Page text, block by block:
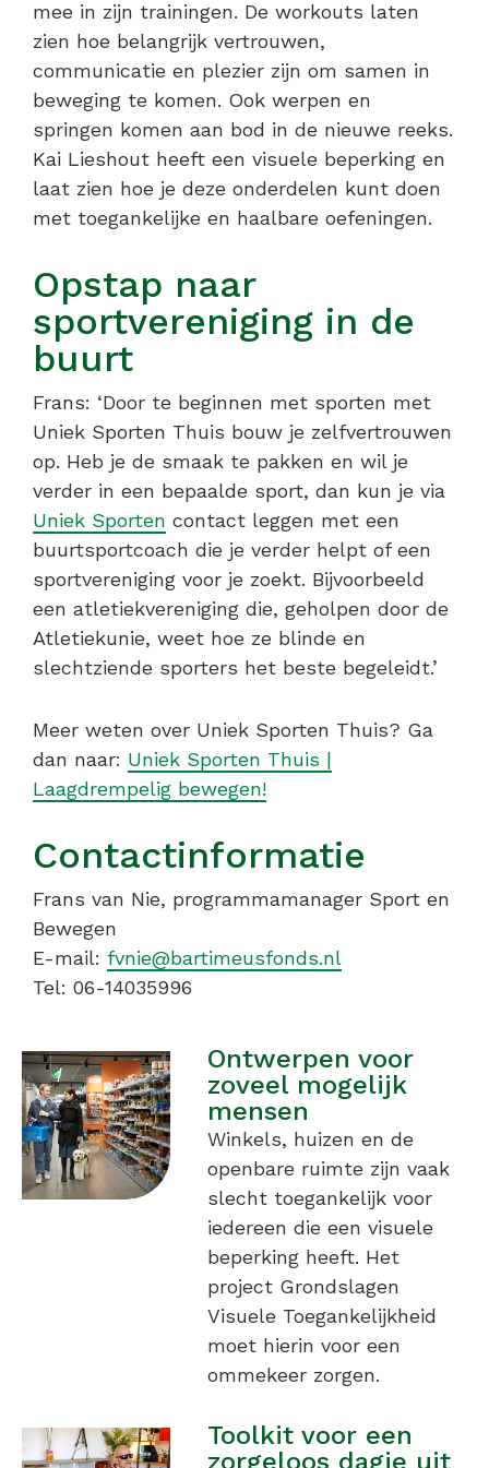
mee in zijn trainingen. De workouts laten
zien hoe belangrijk vertrouwen,
communicatie en plezier zijn om samen in
beweging te komen. Ook werpen en
springen komen aan bod in de nieuwe reeks.
Kai Lieshout heeft een visuele beperking en
laat zien hoe je deze onderdelen kunt doen
met toegankelijke en haalbare oefeningen.
Opstap naar
sportvereniging in de
buurt
Frans: ‘Door te beginnen met sporten met
Uniek Sporten Thuis bouw je zelfvertrouwen
op. Heb je de smaak te pakken en wil je
verder in een bepaalde sport, dan kun je via
Uniek Sporten contact leggen met een
buurtsportcoach die je verder helpt of een
sportvereniging voor je zoekt. Bijvoorbeeld
een atletiekvereniging die, geholpen door de
Atletiekunie, weet hoe ze blinde en
slechtziende sporters het beste begeleidt.’
Meer weten over Uniek Sporten Thuis? Ga
dan naar: Uniek Sporten Thuis |
Laagdrempelig bewegen!
Contactinformatie
Frans van Nie, programmamanager Sport en
Bewegen
E-mail: fvnie@bartimeusfonds.nl
Tel: 06-14035996
Ontwerpen voor
zoveel mogelijk
mensen
Winkels, huizen en de
openbare ruimte zijn vaak
slecht toegankelijk voor
iedereen die een visuele
beperking heeft. Het
project Grondslagen
Visuele Toegankelijkheid
moet hierin voor een
ommekeer zorgen.
Toolkit voor een
zorgeloos dagje uit